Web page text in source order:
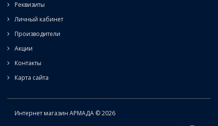
Реквизиты
Личный кабинет
Производители
Акции
Контакты
Карта сайта
Интернет магазин АРМАДА © 2026